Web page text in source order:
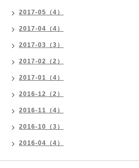
2017-05（4）
2017-04（4）
2017-03（3）
2017-02（2）
2017-01（4）
2016-12（2）
2016-11（4）
2016-10（3）
2016-04（4）